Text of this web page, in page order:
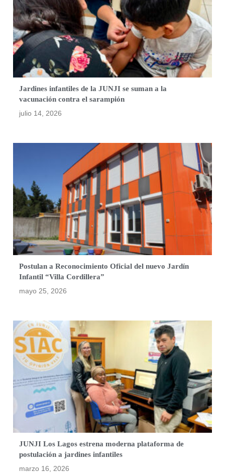
Jardines infantiles de la JUNJI se suman a la
vacunación contra el sarampión
julio 14, 2026
Postulan a Reconocimiento Oficial del nuevo Jardín
Infantil “Villa Cordillera”
mayo 25, 2026
JUNJI Los Lagos estrena moderna plataforma de
postulación a jardines infantiles
marzo 16, 2026